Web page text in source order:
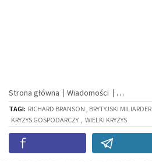
Strona główna Wiadomości
TAGI: RICHARD BRANSON , BRYTYJSKI MILIARDER ,
KRYZYS GOSPODARCZY
WIELKI KRYZYS